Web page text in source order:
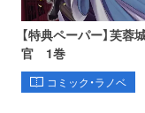
【特典ペーパー】芙蓉
官 1巻
コミック・ラノベ